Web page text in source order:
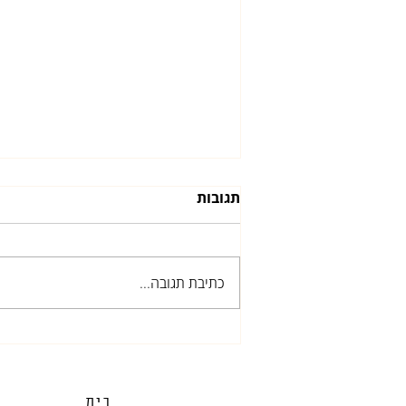
סגירת מעגל
תגובות
כתיבת תגובה...